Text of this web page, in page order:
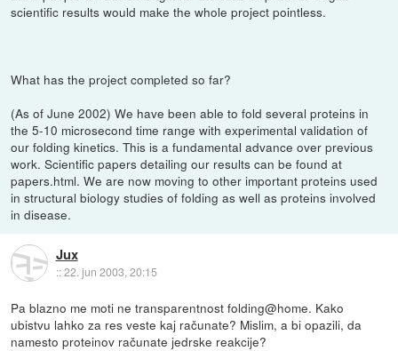
scientific results would make the whole project pointless.
What has the project completed so far?
(As of June 2002) We have been able to fold several proteins in
the 5-10 microsecond time range with experimental validation of
our folding kinetics. This is a fundamental advance over previous
work. Scientific papers detailing our results can be found at
papers.html. We are now moving to other important proteins used
in structural biology studies of folding as well as proteins involved
in disease.
Jux
::22. jun 2003, 20:15
Pa blazno me moti ne transparentnost folding@home. Kako
ubistvu lahko za res veste kaj računate? Mislim, a bi opazili, da
namesto proteinov računate jedrske reakcije?